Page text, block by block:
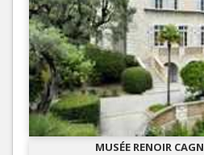
MUSÉE RENOIR